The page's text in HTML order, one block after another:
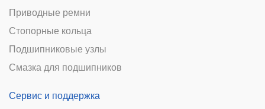
Приводные ремни
Стопорные кольца
Подшипниковые узлы
Смазка для подшипников
Сервис и поддержка